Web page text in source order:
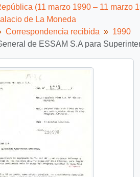
(11 marzo 1990 – 11 marzo
de La Moneda
Correspondencia recibida
1990
de ESSAM S.A para